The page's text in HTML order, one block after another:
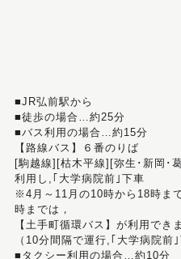
■JR弘前駅から
■徒歩の場合…約25分
■バス利用の場合…約15分
【路線バス】６番のりば
[駒越線][枯木平線][弥生･新岡･
利用し,｢大学病院前｣下車
※4月～11月の10時から18時ま
時までは，
【土手町循環バス】が利用でき
（10分間隔で運行,｢大学病院前｣
■タクシー利用の場合…約10分